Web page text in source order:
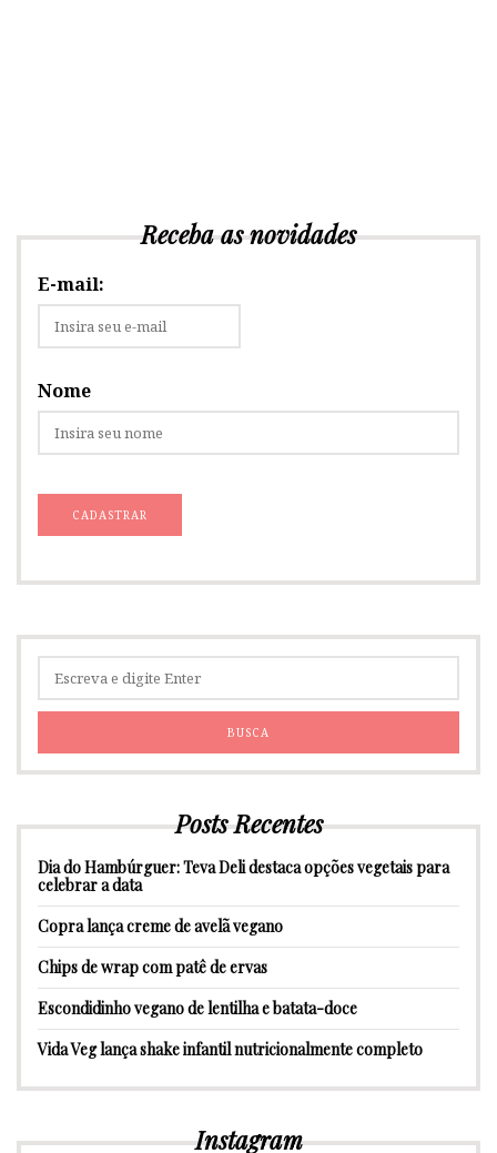
Receba as novidades
E-mail:
Nome
Posts Recentes
Dia do Hambúrguer: Teva Deli destaca opções vegetais para
celebrar a data
Copra lança creme de avelã vegano
Chips de wrap com patê de ervas
Escondidinho vegano de lentilha e batata-doce
Vida Veg lança shake infantil nutricionalmente completo
Instagram